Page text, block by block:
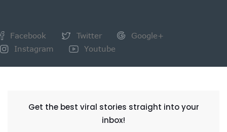
Facebook Twitter
Google+
Instagram
Youtube
Get the best viral stories straight into your
inbox!